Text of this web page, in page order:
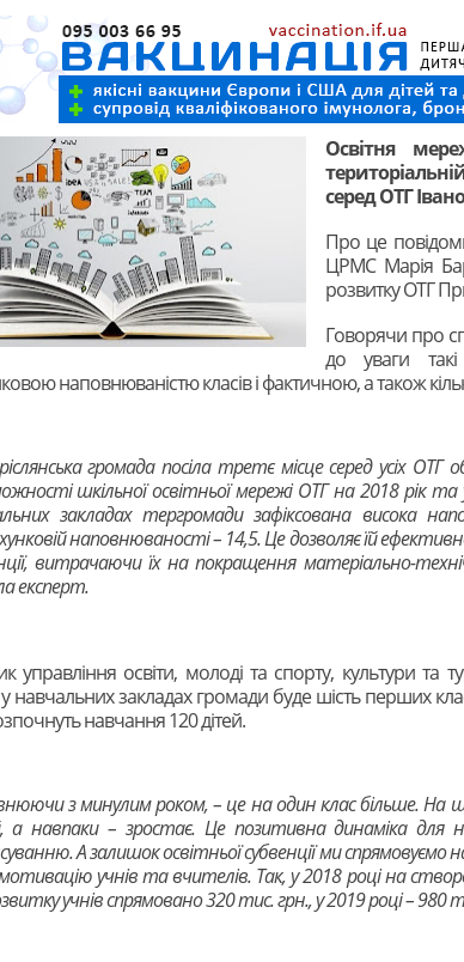
Освітня
серед ОТГ
Про це
ЦРМС Марія
розвитку ОТГ
Говорячи про
до уваги
наповнюваністюкласів і фактичною, а також
громада посіла третє місце серед усіх ОТГ
шкільної освітньої мережі ОТГ на 2018 рік
закладах тергромади зафіксована висока
наповнюваності – 14,5. Це дозволяє їй
витрачаючи їх на покращення матеріально-
експерт.
управління освіти, молоді та спорту, культури
навчальних закладах громади буде шість перших
навчання 120 дітей.
з минулим роком, – це на один клас більше. На
а навпаки – зростає. Це позитивна динаміка для
А залишок освітньої субвенції ми
учнів та вчителів. Так, у 2018 році на
учнів спрямовано 320 тис. грн., у 2019 році – 980